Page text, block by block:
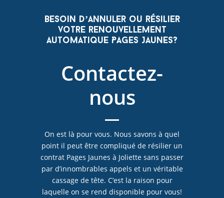
Besoin d’annuler ou résilier
votre renouvellement
automatique Pages Jaunes?
Contactez-
nous
On est là pour vous. Nous savons à quel
point il peut être compliqué de résilier un
contrat Pages Jaunes à Joliette sans passer
par d’innombrables appels et un véritable
cassage de tête. C’est la raison pour
laquelle on se rend disponible pour vous!